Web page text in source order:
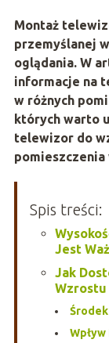
Montaż
przemyślanej
oglądania. W
informacje na
w różnych
których warto
telewizor do
pomieszczenia
Spis treści:
Jest
Jak
Wzrostu
Środek